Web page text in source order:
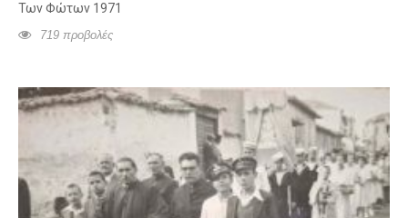
Των Φώτων 1971
719 προβολές